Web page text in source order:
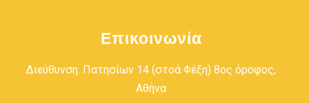
Επικοινωνία
Διεύθυνση: Πατησίων 14 (στοά Φέξη) 8ος όροφος,
Αθήνα